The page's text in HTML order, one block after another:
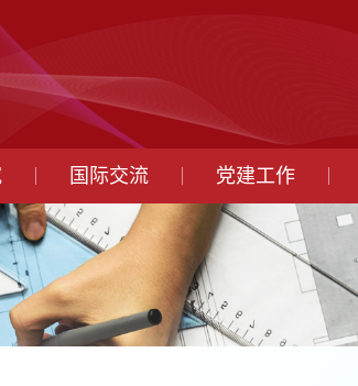
国际交流 党建工作